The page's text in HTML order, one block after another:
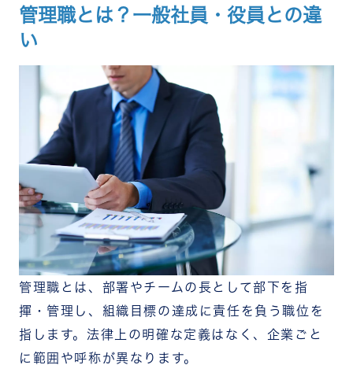
予算管理
労務管理と職場環境の整備
課長の業務・役割
係長の業務・役割
管理職に求められる3つのスキル
テクニカルスキル（業務遂行能力）
ヒューマンスキル（対人関係能力）
コンセプチュアルスキル（概念化能力）
管理職が抱えやすい課題と対処法
プレイングマネージャーの業務過多
部下とのコミュニケーション不足
リモートワーク環境でのマネジメントの難しさ
管理職の業務を効率化するには？チームワークアプ
リ「RECOG」の活用
まとめ
管理職とは？一般社員・役員との違
い
管理職とは、部署やチームの長として部下を指
揮・管理し、組織目標の達成に責任を負う職位を
指します。法律上の明確な定義はなく、企業ごと
に範囲や呼称が異なります。